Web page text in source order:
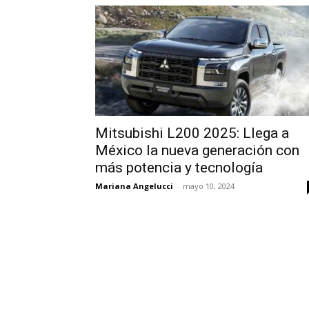
Mitsubishi L200 2025: Llega a
México la nueva generación con
más potencia y tecnología
Mariana Angelucci - mayo 10, 2024